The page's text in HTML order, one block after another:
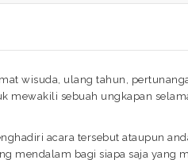
wisuda, ulang tahun,
mewakili sebuah ungkapan
acara tersebut ataupun
mendalam bagi siapa saja yang